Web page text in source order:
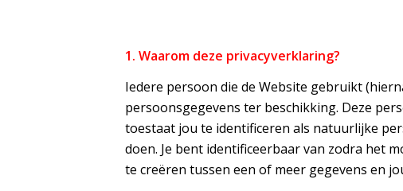
1. Waarom deze privacyverklaring?
Iedere persoon die de Website gebruikt
persoonsgegevens ter beschikking. Deze
toestaat jou te identificeren als natuurlijke
doen. Je bent identificeerbaar van zodra het
te creëren tussen een of meer gegevens en